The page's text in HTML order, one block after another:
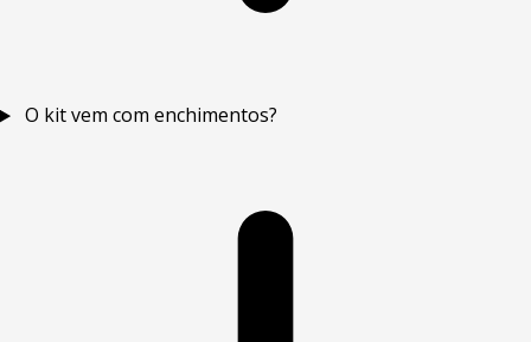
O kit vem com enchimentos?